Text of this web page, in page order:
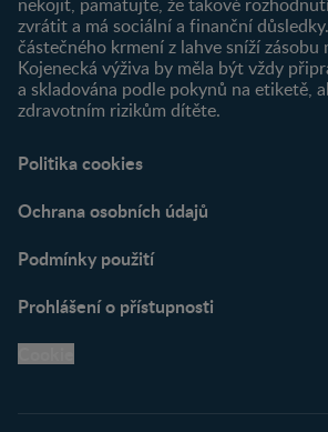
zvrátit a má sociální a finanční
částečného krmení z lahve sníží zásobu
Kojenecká výživa by měla být vždy
a skladována podle pokynů na etiketě,
zdravotním rizikům dítěte.
Politika cookies
Ochrana osobních údajů
Podmínky použití
Prohlášení o přístupnosti